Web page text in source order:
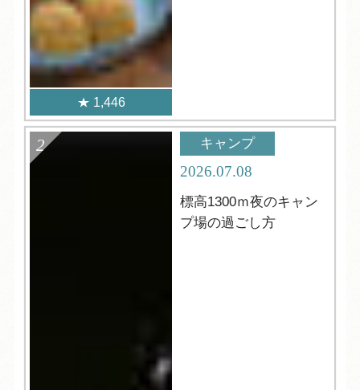
1,446
キャンプ
2026.07.08
標高1300ｍ夜のキャン
プ場の過ごし方